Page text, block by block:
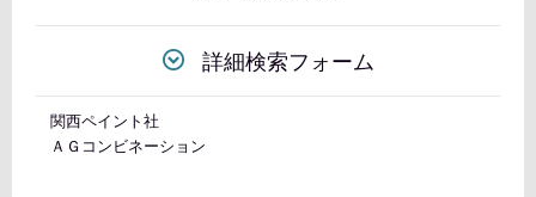
詳細検索フォーム
関西ペイント社
ＡＧコンビネーション